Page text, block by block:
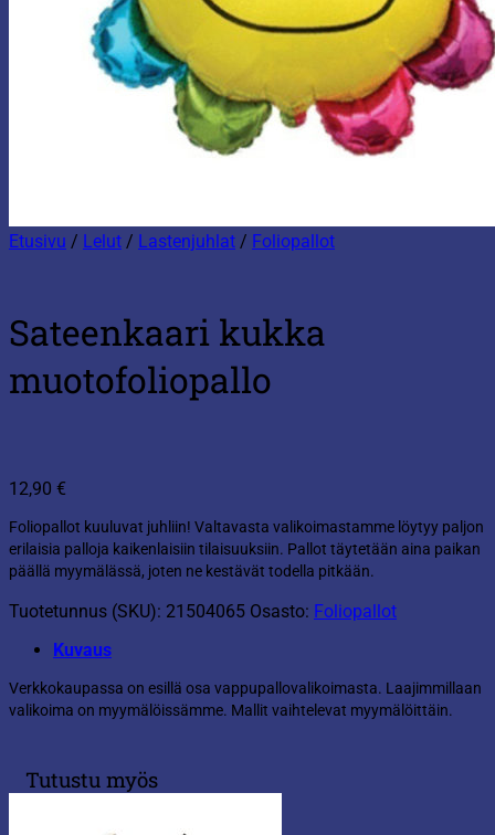
Etusivu / Lelut / Lastenjuhlat / Foliopallot
Sateenkaari kukka
muotofoliopallo
12,90 €
Foliopallot kuuluvat juhliin! Valtavasta valikoimastamme löytyy paljon
erilaisia palloja kaikenlaisiin tilaisuuksiin. Pallot täytetään aina paikan
päällä myymälässä, joten ne kestävät todella pitkään.
Tuotetunnus (SKU): 21504065 Osasto: Foliopallot
Kuvaus
Verkkokaupassa on esillä osa vappupallovalikoimasta. Laajimmillaan
valikoima on myymälöissämme. Mallit vaihtelevat myymälöittäin.
Tutustu myös